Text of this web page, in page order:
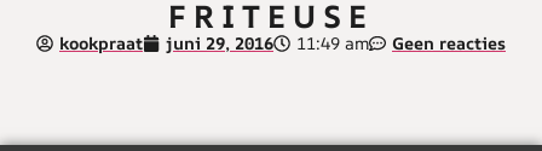
FRITEUSE
kookpraat juni 29, 2016 11:49 am Geen reacties